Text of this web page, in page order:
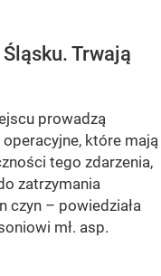
Trwają
prowadzą
które mają
tego zdarzenia,
zatrzymania
czyn – powiedziała
mł. asp.